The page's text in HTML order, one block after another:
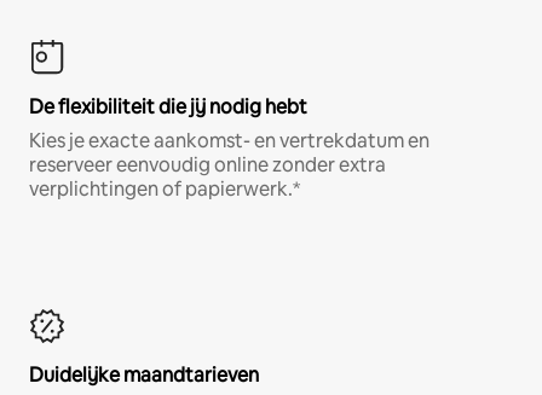
De flexibiliteit die jij nodig hebt
Kies je exacte aankomst- en vertrekdatum en
reserveer eenvoudig online zonder extra
verplichtingen of papierwerk.*
Duidelijke maandtarieven